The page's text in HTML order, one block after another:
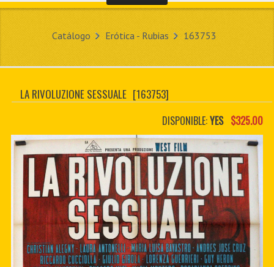
MIS DATOS
CONTACTO
CUSTOM PDF
Catálogo Erótica - Rubias 163753
LA RIVOLUZIONE SESSUALE [163753]
DISPONIBLE:YES $325.00